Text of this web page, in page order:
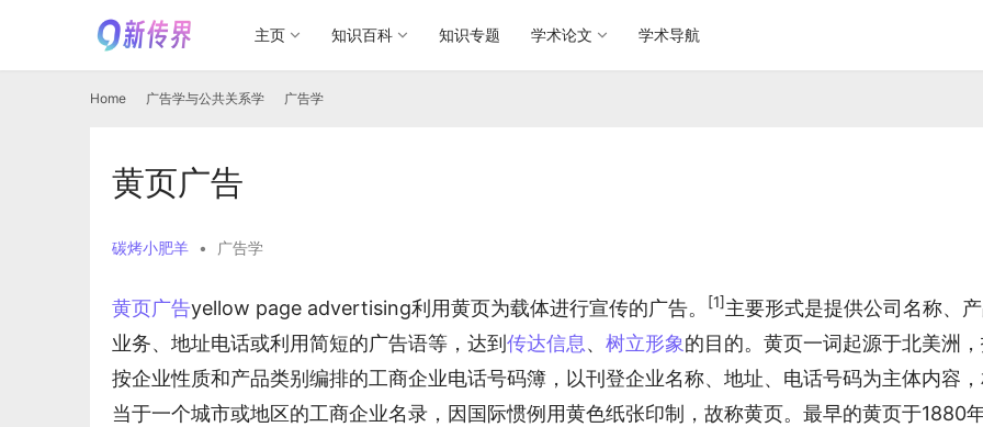
主页 知识百科 知识专题 学术论文 学术导航
Home 广告学与公共关系学 广告学
黄页广告
碳烤小肥羊 • 广告学
黄页广告yellow page advertising利用黄页为载体进行宣传的广告。 [1]主要形式是提供公司名称、
业务、地址电话或利用简短的广告语等，达到 传达信息、 树立形象的目的。黄页一词起源于北美洲
按企业性质和产品类别编排的工商企业电话号码簿，以刊登企业名称、地址、电话号码为主体内容
当于一个城市或地区的工商企业名录，因国际惯例用黄色纸张印制，故称黄页。最早的黄页于1880